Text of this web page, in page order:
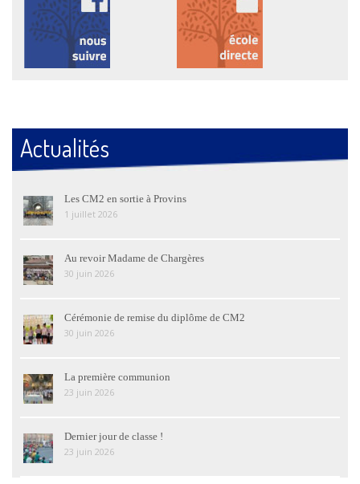
Actualités
Les CM2 en sortie à Provins
1 juillet 2026
Au revoir Madame de Chargères
30 juin 2026
Cérémonie de remise du diplôme de CM2
30 juin 2026
La première communion
23 juin 2026
Dernier jour de classe !
23 juin 2026